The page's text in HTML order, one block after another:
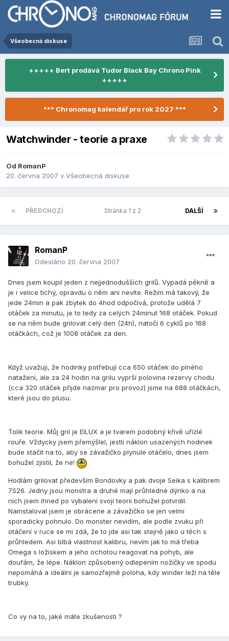
Všeobecná diskuse
+++++ Bert prodává Tudor Black Bay Chrono Pink
+++++
*** Chronomag kalendář pro rok 2027 ***
Watchwinder - teorie a praxe
Od RomanP
20. června 2007 v Všeobecná diskuse
PŘEDCHOZÍ DALŠÍ
Stránka 1 z 2
RomanP
Odesláno 20. června 2007
Dnes jsem koupil jeden z nejjednodušších grilů. Vypadá pěkně a
je i velice tichý, opravdu o něm ani nevíte. Režim má takový, že
jede 24min a pak zbytek do 4hod odpočívá, protože udělá 7
otáček za minutu, je to tedy za celých 24minut 168 otáček. Pokud
se na něm bude grilovat celý den (24h), natočí 6 cyklů po 168
otáčkách, což je 1008 otáček za den.
Když uvažuji, že hodinky potřebují cca 650 otáček do plného
natažení, ale za 24 hodin na grilu vyprší polovina rezervy chodu
(cca 320 otáček přijde nazmar pro provoz) jsme na 688 otáčkách,
které jsou do plusu.
Tolik teorie. Můj gril je EILUX a je tvarem podobný křivě uřízlé
rouře. Vždycky jsem přemýšlel, jestli náklon usazených hodinek
bude stačit na to, aby se závažíčko plynule otáčelo, dnes jsem
bohužel zjistil, že ne!
Hodlám grilovat především Bondovky a pak dvoje Seika s kalibrem
7S26. Jedny jsou monstra a druhé mají průhledné dýnko a na
nich jsem ihned po vybalení svoji teorii bohužel potvrdil.
Nainstaloval jsem je obrácene a závažíčko se jen velmi
sporadicky pohnulo. Do monster nevidím, ale podle zvuku při
otáčení v ruce se mi zdá, že to jde asi tak stejně jako u těch s
průhledem. Asi blbá vlastnost kalibru, nevím jak to má třeba
Omega s ložiskem a jeho ochotou reagovat na pohyb, ale
doufám, že lépe. Náklon způsobený odlepením nožíčky ve spodu
nepomáhá a ideální je samozřejmě poloha, kdy winder leží na těle
trubky.
Co vy na to, jaké máte zkušenosti ?